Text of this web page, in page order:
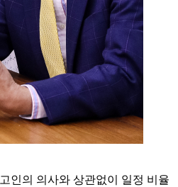
인의 의사와 상관없이 일정 비율